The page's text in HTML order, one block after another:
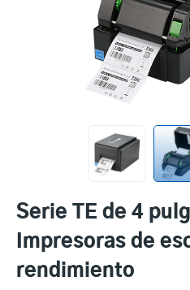
Serie TE de 4
Impresoras de
rendimiento